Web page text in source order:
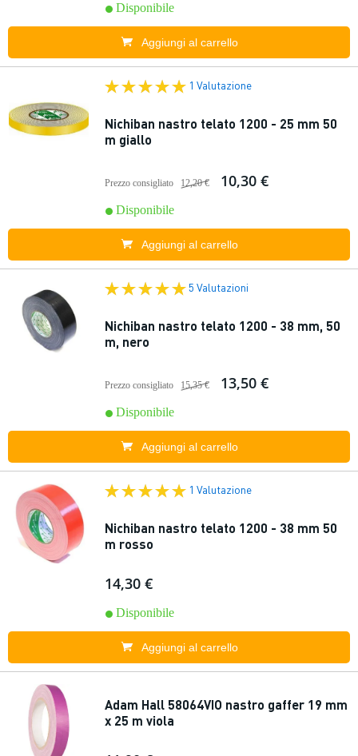
Disponibile
Aggiungi al carrello
1 Valutazione
Nichiban nastro telato 1200 - 25 mm 50
m giallo
Prezzo consigliato 12,20 € 10,30 €
Disponibile
Aggiungi al carrello
5 Valutazioni
Nichiban nastro telato 1200 - 38 mm, 50
m, nero
Prezzo consigliato 15,35 € 13,50 €
Disponibile
Aggiungi al carrello
1 Valutazione
Nichiban nastro telato 1200 - 38 mm 50
m rosso
14,30 €
Disponibile
Aggiungi al carrello
Adam Hall 58064VIO nastro gaffer 19 mm
x 25 m viola